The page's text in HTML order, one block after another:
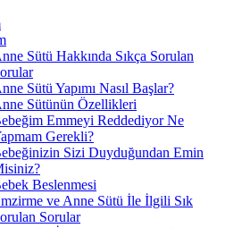
Sütü Hakkında Sıkça Sorulan
Sütü Yapımı Nasıl Başlar?
Sütünün Özellikleri
Emmeyi Reddediyor Ne
Gerekli?
Sizi Duyduğundan Emin
Beslenmesi
ve Anne Sütü İle İlgili Sık
Sorular